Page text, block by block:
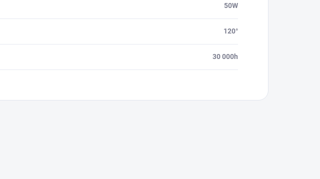
50W
120°
30 000h